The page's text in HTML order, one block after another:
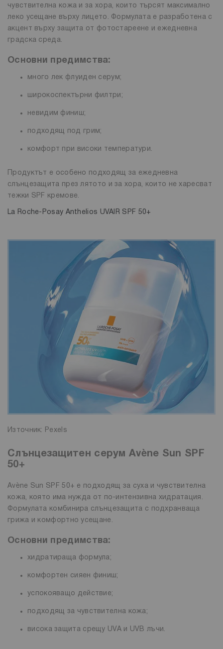
чувствителна кожа и за хора, които търсят максимално
леко усещане върху лицето. Формулата е разработена с
акцент върху защита от фотостареене и ежедневна
градска среда.
Основни предимства:
много лек флуиден серум;
широкоспектърни филтри;
невидим финиш;
подходящ под грим;
комфорт при високи температури.
Продуктът е особено подходящ за ежедневна
слънцезащита през лятото и за хора, които не харесват
тежки SPF кремове.
La Roche-Posay Anthelios UVAIR SPF 50+
Източник: Pexels
Слънцезащитен серум Avène Sun SPF
50+
Avène Sun SPF 50+ е подходящ за суха и чувствителна
кожа, която има нужда от по-интензивна хидратация.
Формулата комбинира слънцезащита с подхранваща
грижа и комфортно усещане.
Основни предимства:
хидратираща формула;
комфортен сияен финиш;
успокояващо действие;
подходящ за чувствителна кожа;
висока защита срещу UVA и UVB лъчи.